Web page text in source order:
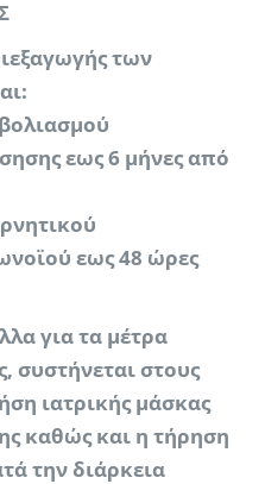
των
εως 6 μήνες από
εως 48 ώρες
για τα μέτρα
συστήνεται στους
ιατρικής μάσκας
καθώς και η τήρηση
την διάρκεια